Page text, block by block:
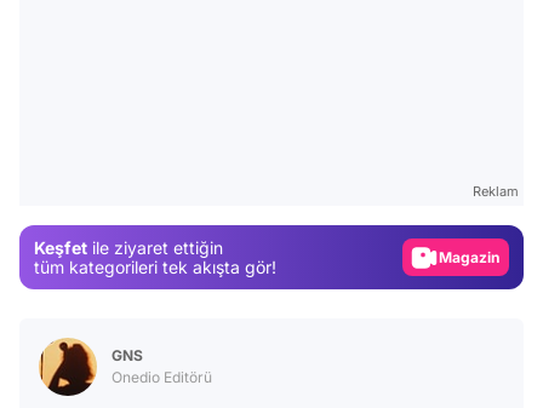
Reklam
Keşfet ile ziyaret ettiğin
tüm kategorileri tek akışta gör!
Gündem
Magazin
Video
GNS
Onedio Editörü